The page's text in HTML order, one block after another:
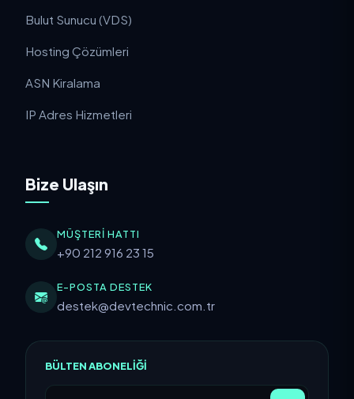
Bulut Sunucu (VDS)
Hosting Çözümleri
ASN Kiralama
IP Adres Hizmetleri
Bize Ulaşın
MÜŞTERI HATTI
+90 212 916 23 15
E-POSTA DESTEK
destek@devtechnic.com.tr
BÜLTEN ABONELIĞI